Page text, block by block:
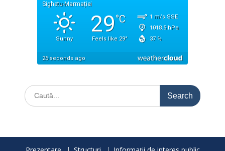
Search
for: